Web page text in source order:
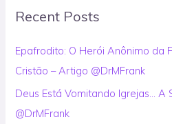
c
f
o
r
:
Recent Posts
Epafrodito: O Herói Anônimo da
Cristão – Artigo @DrMFrank
Deus Está Vomitando Igrejas… A
@DrMFrank